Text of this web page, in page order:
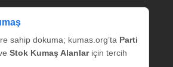
sahip dokuma; kumas.org’ta Parti
Stok Kumaş Alanlariçin tercih